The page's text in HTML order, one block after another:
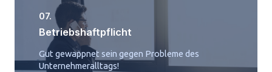
07.
Betriebshaftpflicht
Gut gewappnet sein gegen Probleme des
Unternehmeralltags!